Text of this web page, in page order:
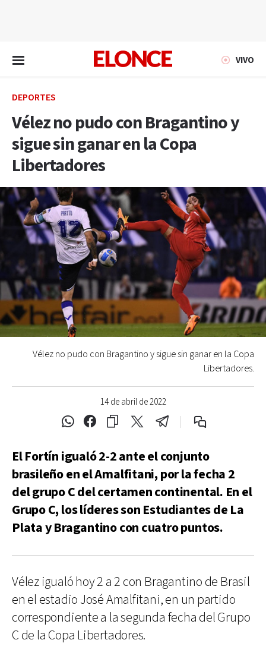
VIVO
DEPORTES
Vélez no pudo con Bragantino y
sigue sin ganar en la Copa
Libertadores
14 de abril de 2022
Vélez no pudo con Bragantino y sigue sin ganar en la Copa
Libertadores.
El Fortín igualó 2-2 ante el conjunto
brasileño en el Amalfitani, por la fecha 2
del grupo C del certamen continental. En el
Grupo C, los líderes son Estudiantes de La
Plata y Bragantino con cuatro puntos.
Vélez igualó hoy 2 a 2 con Bragantino de Brasil
en el estadio José Amalfitani, en un partido
correspondiente a la segunda fecha del Grupo
C de la Copa Libertadores.